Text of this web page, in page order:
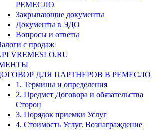
РЕМЕСЛО
Закрывающие документы
Документы в ЭДО
Вопросы и ответы
с продаж
VREMESLO.RU
ДЛЯ ПАРТНЕРОВ В РЕМЕСЛО
1. Термины и определения
2. Предмет Договора и обязательства
Сторон
3. Порядок приемки Услуг
4. Стоимость Услуг. Вознаграждение